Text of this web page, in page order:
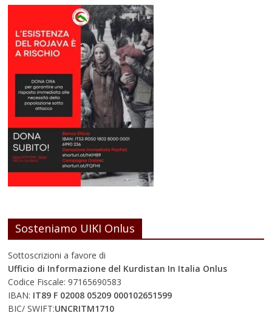
Sosteniamo UIKI Onlus
Sottoscrizioni a favore di
Ufficio di Informazione del Kurdistan In Italia Onlus
Codice Fiscale: 97165690583
IBAN: IT89 F 02008 05209 000102651599
BIC/ SWIFT:UNCRITM1710